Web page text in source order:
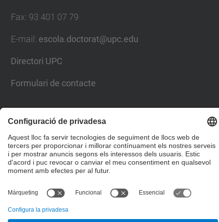
Fax: 93 401 07 79
E-mail : escola.doctorat@upc.edu
Directori UPC
Formulari de contacte
Llista Xarxes Socials
© UPCEscola de Doctorat
Desenvolupat amb